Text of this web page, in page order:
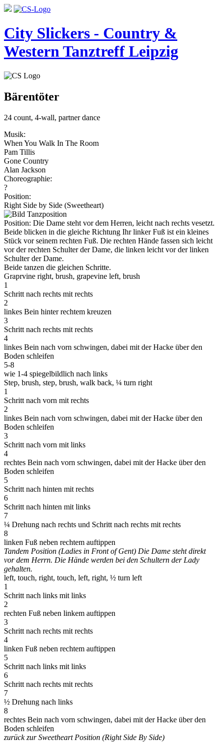
City Slickers - Country &
Western Tanztreff Leipzig
Bärentöter
24 count, 4-wall, partner dance
Musik:
When You Walk In The Room
Pam Tillis
Gone Country
Alan Jackson
Choreographie:
?
Position:
Right Side by Side (Sweetheart)
Position: Die Dame steht vor dem Herren, leicht nach rechts vesetzt.
Beide blicken in die gleiche Richtung Ihr linker Fuß ist ein kleines
Stück vor seinem rechten Fuß. Die rechten Hände fassen sich leicht
vor der rechten Schulter der Dame, die linken leicht vor der linken
Schulter der Dame.
Beide tanzen die gleichen Schritte.
Graprvine right, brush, grapevine left, brush
1
Schritt nach rechts mit rechts
2
linkes Bein hinter rechtem kreuzen
3
Schritt nach rechts mit rechts
4
linkes Bein nach vorn schwingen, dabei mit der Hacke über den
Boden schleifen
5-8
wie 1-4 spiegelbildlich nach links
Step, brush, step, brush, walk back, ¼ turn right
1
Schritt nach vorn mit rechts
2
linkes Bein nach vorn schwingen, dabei mit der Hacke über den
Boden schleifen
3
Schritt nach vorn mit links
4
rechtes Bein nach vorn schwingen, dabei mit der Hacke über den
Boden schleifen
5
Schritt nach hinten mit rechts
6
Schritt nach hinten mit links
7
¼ Drehung nach rechts und Schritt nach rechts mit rechts
8
linken Fuß neben rechtem auftippen
Tandem Position (Ladies in Front of Gent) Die Dame steht direkt
vor dem Herrn. Die Hände werden bei den Schultern der Lady
gehalten.
left, touch, right, touch, left, right, ½ turn left
1
Schritt nach links mit links
2
rechten Fuß neben linkem auftippen
3
Schritt nach rechts mit rechts
4
linken Fuß neben rechtem auftippen
5
Schritt nach links mit links
6
Schritt nach rechts mit rechts
7
½ Drehung nach links
8
rechtes Bein nach vorn schwingen, dabei mit der Hacke über den
Boden schleifen
zurück zur Sweetheart Position (Right Side By Side)